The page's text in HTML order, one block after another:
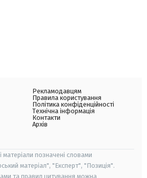
Рекламодавцям
Правила користування
Політика конфіденційності
Технічна інформація
Контакти
Архів
матеріали позначені словами
матеріал", "Експерт", "Позиція".
та правил цитування можна